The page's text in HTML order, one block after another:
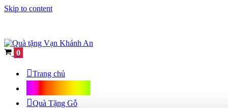
Skip to content
Cart
0
Trang chủ
Quà Tặng Gỗ